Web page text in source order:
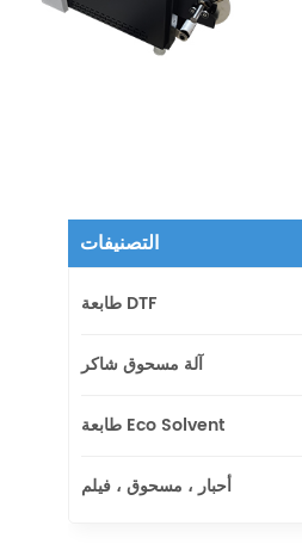
التصنيفات
طابعة DTF
آلة مسحوق شاكر
طابعة Eco Solvent
أحبار ، مسحوق ، فيلم